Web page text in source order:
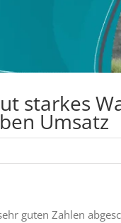
starkes
Umsatz
guten Zahlen